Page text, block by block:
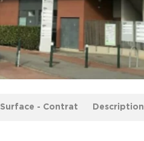
Surface - Contrat Description